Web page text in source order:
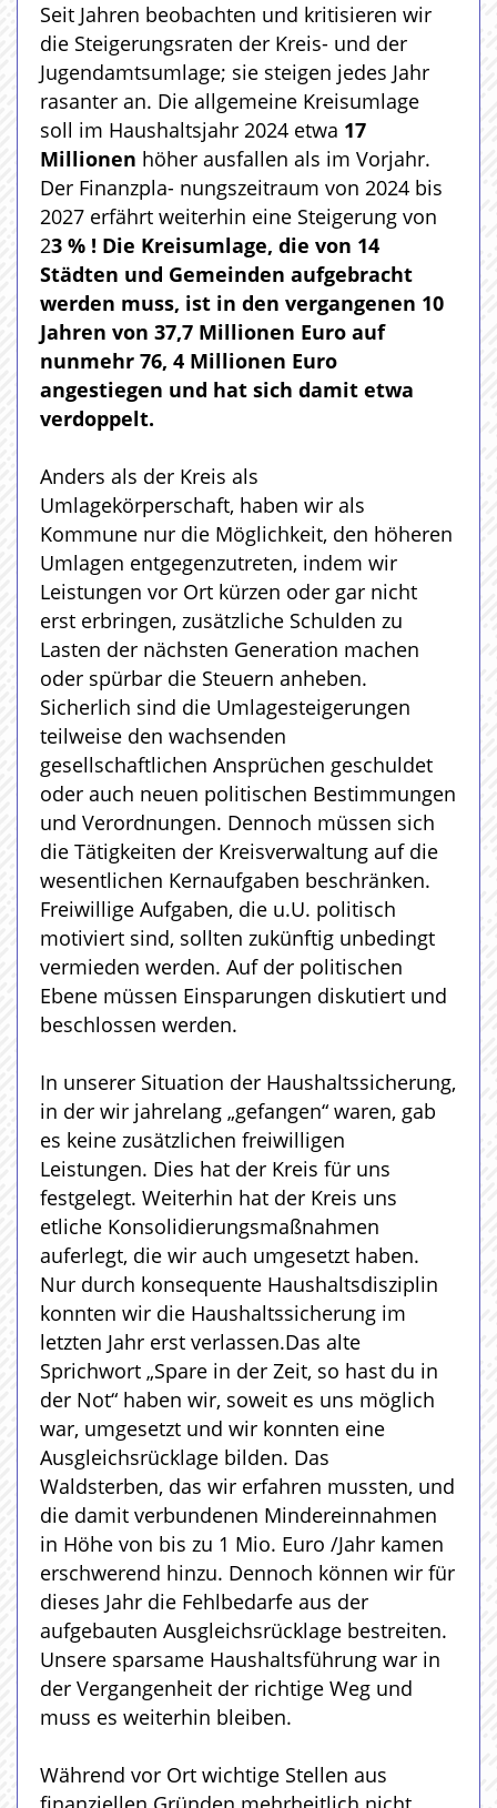
Seit Jahren beobachten und kritisieren wir
die Steigerungsraten der Kreis- und der
Jugendamtsumlage; sie steigen jedes Jahr
rasanter an. Die allgemeine Kreisumlage
soll im Haushaltsjahr 2024 etwa 17
Millionen höher ausfallen als im Vorjahr.
Der Finanzpla- nungszeitraum von 2024 bis
2027 erfährt weiterhin eine Steigerung von
23 % ! Die Kreisumlage, die von 14
Städten und Gemeinden aufgebracht
werden muss, ist in den vergangenen 10
Jahren von 37,7 Millionen Euro auf
nunmehr 76, 4 Millionen Euro
angestiegen und hat sich damit etwa
verdoppelt.
Anders als der Kreis als
Umlagekörperschaft, haben wir als
Kommune nur die Möglichkeit, den höheren
Umlagen entgegenzutreten, indem wir
Leistungen vor Ort kürzen oder gar nicht
erst erbringen, zusätzliche Schulden zu
Lasten der nächsten Generation machen
oder spürbar die Steuern anheben.
Sicherlich sind die Umlagesteigerungen
teilweise den wachsenden
gesellschaftlichen Ansprüchen geschuldet
oder auch neuen politischen Bestimmungen
und Verordnungen. Dennoch müssen sich
die Tätigkeiten der Kreisverwaltung auf die
wesentlichen Kernaufgaben beschränken.
Freiwillige Aufgaben, die u.U. politisch
motiviert sind, sollten zukünftig unbedingt
vermieden werden. Auf der politischen
Ebene müssen Einsparungen diskutiert und
beschlossen werden.
In unserer Situation der Haushaltssicherung,
in der wir jahrelang „gefangen“ waren, gab
es keine zusätzlichen freiwilligen
Leistungen. Dies hat der Kreis für uns
festgelegt. Weiterhin hat der Kreis uns
etliche Konsolidierungsmaßnahmen
auferlegt, die wir auch umgesetzt haben.
Nur durch konsequente Haushaltsdisziplin
konnten wir die Haushaltssicherung im
letzten Jahr erst verlassen.Das alte
Sprichwort „Spare in der Zeit, so hast du in
der Not“ haben wir, soweit es uns möglich
war, umgesetzt und wir konnten eine
Ausgleichsrücklage bilden. Das
Waldsterben, das wir erfahren mussten, und
die damit verbundenen Mindereinnahmen
in Höhe von bis zu 1 Mio. Euro /Jahr kamen
erschwerend hinzu. Dennoch können wir für
dieses Jahr die Fehlbedarfe aus der
aufgebauten Ausgleichsrücklage bestreiten.
Unsere sparsame Haushaltsführung war in
der Vergangenheit der richtige Weg und
muss es weiterhin bleiben.
Während vor Ort wichtige Stellen aus